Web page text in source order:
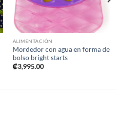
ALIMENTACIÓN
Mordedor con agua en forma de
bolso bright starts
₡3,995.00